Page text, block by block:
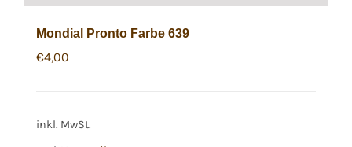
Mondial Pronto Farbe 639
€4,00
inkl. MwSt.